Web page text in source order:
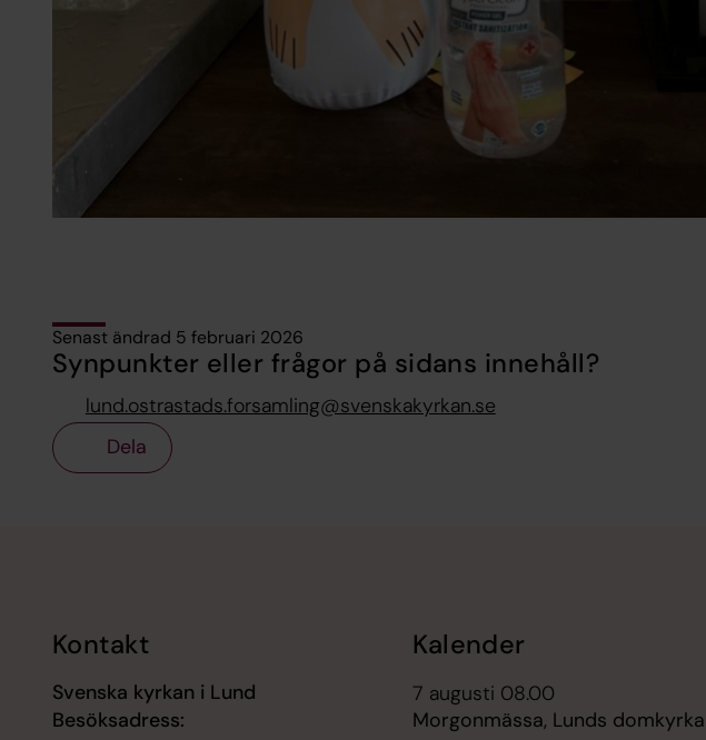
Senast ändrad 5 februari 2026
Synpunkter eller frågor på sidans innehåll?
lund.ostrastads.forsamling@svenskakyrkan.se
Dela
Kontakt
Svenska kyrkan i Lund
Besöksadress:
Kalender
7 augusti 08.00
Morgonmässa, Lunds domkyrka